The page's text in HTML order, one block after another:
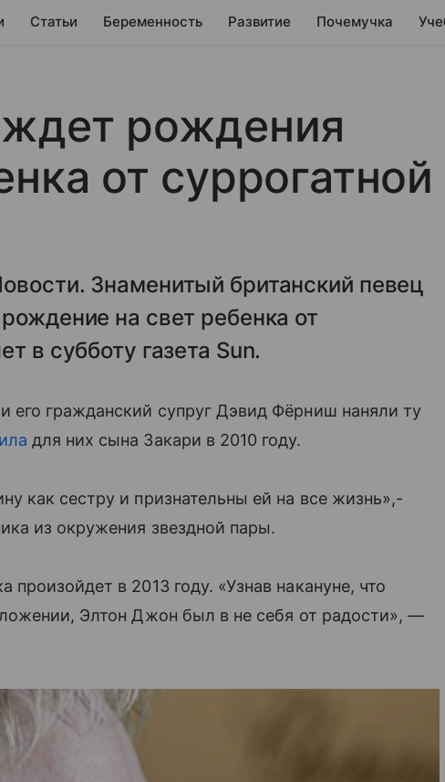
Статьи Беременность Развитие Почемучка
рождения
от суррогатной
Знаменитый британский певец
на свет ребенка от
в субботу газета Sun.
гражданский супруг Дэвид Фёрниш наняли ту
для них сына Закари в 2010 году.
как сестру и признательны ей на все жизнь»,-
из окружения звездной пары.
в 2013 году. «Узнав накануне, что
Элтон Джон был в не себя от радости», —